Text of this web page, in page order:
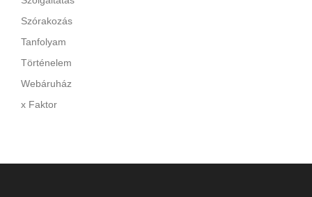
Szórakozás
Tanfolyam
Történelem
Webáruház
x Faktor